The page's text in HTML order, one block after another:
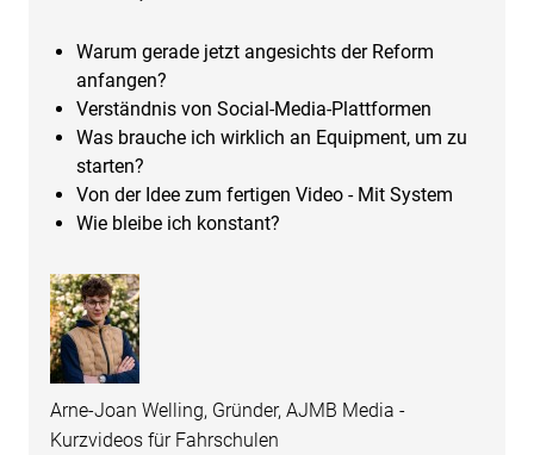
Warum gerade jetzt angesichts der Reform
anfangen?
Verständnis von Social-Media-Plattformen
Was brauche ich wirklich an Equipment, um zu
starten?
Von der Idee zum fertigen Video - Mit System
Wie bleibe ich konstant?
Arne-Joan Welling, Gründer, AJMB Media -
Kurzvideos für Fahrschulen